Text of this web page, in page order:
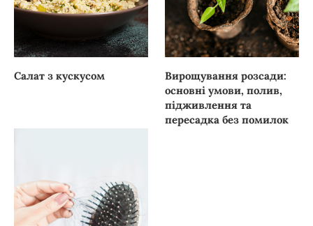
Салат з кускусом
Вирощування розсади:
основні умови, полив,
підживлення та
пересадка без помилок